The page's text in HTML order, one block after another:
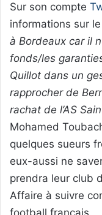
Sur son compte
informations sur
à Bordeaux car il
fonds/les
Quillot dans un
rapprocher de
rachat de l’AS
Mohamed
quelques sueurs
eux-aussi ne
prendra leur club
Affaire à suivre